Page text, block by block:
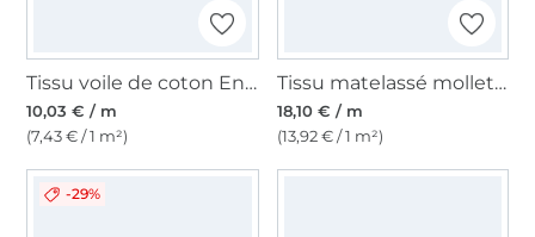
Tissu voile de coton Enjoy Sorbet Beach flowers, jaune
10,03 € / m
(7,43 € / 1 m²)
Tissu matelassé molletonné double face Enjoy Sorbet Beach Flowers & Stripes, jaune
18,10 € / m
(13,92 € / 1 m²)
-29%